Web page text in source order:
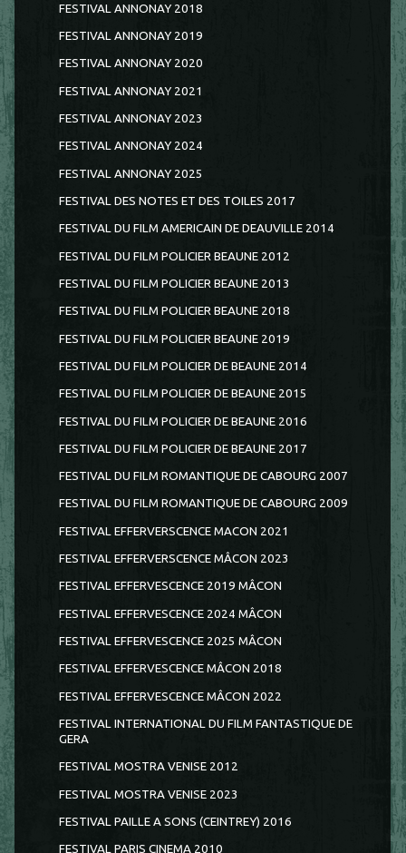
FESTIVAL ANNONAY 2018
FESTIVAL ANNONAY 2019
FESTIVAL ANNONAY 2020
FESTIVAL ANNONAY 2021
FESTIVAL ANNONAY 2023
FESTIVAL ANNONAY 2024
FESTIVAL ANNONAY 2025
FESTIVAL DES NOTES ET DES TOILES 2017
FESTIVAL DU FILM AMERICAIN DE DEAUVILLE 2014
FESTIVAL DU FILM POLICIER BEAUNE 2012
FESTIVAL DU FILM POLICIER BEAUNE 2013
FESTIVAL DU FILM POLICIER BEAUNE 2018
FESTIVAL DU FILM POLICIER BEAUNE 2019
FESTIVAL DU FILM POLICIER DE BEAUNE 2014
FESTIVAL DU FILM POLICIER DE BEAUNE 2015
FESTIVAL DU FILM POLICIER DE BEAUNE 2016
FESTIVAL DU FILM POLICIER DE BEAUNE 2017
FESTIVAL DU FILM ROMANTIQUE DE CABOURG 2007
FESTIVAL DU FILM ROMANTIQUE DE CABOURG 2009
FESTIVAL EFFERVERSCENCE MACON 2021
FESTIVAL EFFERVERSCENCE MÂCON 2023
FESTIVAL EFFERVESCENCE 2019 MÂCON
FESTIVAL EFFERVESCENCE 2024 MÂCON
FESTIVAL EFFERVESCENCE 2025 MÂCON
FESTIVAL EFFERVESCENCE MÂCON 2018
FESTIVAL EFFERVESCENCE MÂCON 2022
FESTIVAL INTERNATIONAL DU FILM FANTASTIQUE DE
GERA
FESTIVAL MOSTRA VENISE 2012
FESTIVAL MOSTRA VENISE 2023
FESTIVAL PAILLE A SONS (CEINTREY) 2016
FESTIVAL PARIS CINEMA 2010